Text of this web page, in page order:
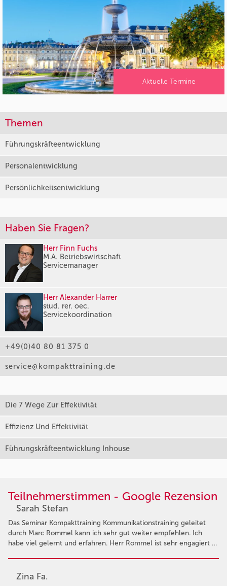
Aktuelle Termine
Themen
Führungskräfteentwicklung
Personalentwicklung
Persönlichkeitsentwicklung
Haben Sie Fragen?
Herr Finn Fuchs
M.A. Betriebswirtschaft
Servicemanager
Herr Alexander Harrer
stud. rer. oec.
Servicekoordination
+49(0)40 80 81 375 0
service@kompakttraining.de
Die 7 Wege Zur Effektivität
Effizienz Und Effektivität
Führungskräfteentwicklung Inhouse
Teilnehmerstimmen - Google Rezension
Sarah Stefan
Das Seminar Kompakttraining Kommunikationstraining geleitet
durch Marc Rommel kann ich sehr gut weiter empfehlen. Ich
habe viel gelernt und erfahren. Herr Rommel ist sehr engagiert …
Zina Fa.